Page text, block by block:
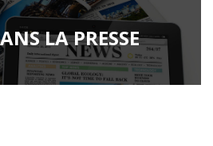
LA PRESSE